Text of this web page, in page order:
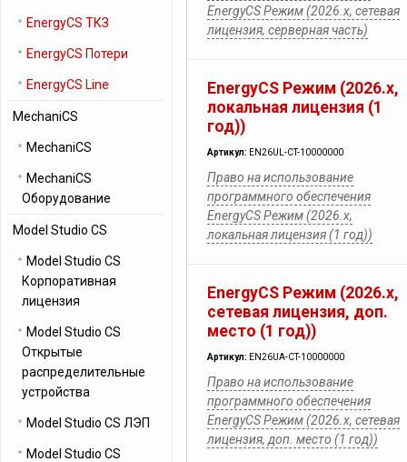
EnergyCS Режим (2026.x, cетевая
лицензия, серверная часть)
EnergyCS Режим (2026.x,
локальная лицензия (1
год))
Артикул: EN26UL-CT-10000000
Право на использование
программного обеспечения
EnergyCS Режим (2026.x,
локальная лицензия (1 год))
EnergyCS Режим (2026.x,
cетевая лицензия, доп.
место (1 год))
Артикул: EN26UA-CT-10000000
Право на использование
программного обеспечения
EnergyCS Режим (2026.x, cетевая
лицензия, доп. место (1 год))
EnergyCS ТКЗ
EnergyCS Потери
EnergyCS Line
MechaniCS
MechaniCS
MechaniCS
Оборудование
Model Studio CS
Model Studio CS
Корпоративная
лицензия
Model Studio CS
Открытые
распределительные
устройства
Model Studio CS ЛЭП
Model Studio CS